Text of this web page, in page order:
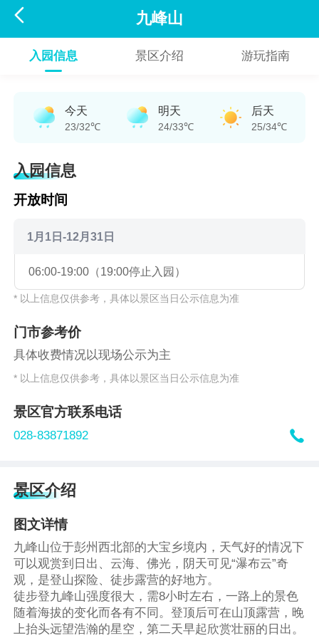
 九峰山
入园信息 景区介绍 游玩指南
今天
23/32℃
明天
24/33℃
后天
25/34℃
入园信息
开放时间
1月1日-12月31日
06:00-19:00（19:00停止入园）
* 以上信息仅供参考，具体以景区当日公示信息为准
门市参考价
具体收费情况以现场公示为主
* 以上信息仅供参考，具体以景区当日公示信息为准
景区官方联系电话
028-83871892 
景区介绍
图文详情
九峰山位于彭州西北部的大宝乡境内，天气好的情况下
可以观赏到日出、云海、佛光，阴天可见“瀑布云”奇
观，是登山探险、徒步露营的好地方。
徒步登九峰山强度很大，需8小时左右，一路上的景色
随着海拔的变化而各有不同。登顶后可在山顶露营，晚
上抬头远望浩瀚的星空，第二天早起欣赏壮丽的日出。